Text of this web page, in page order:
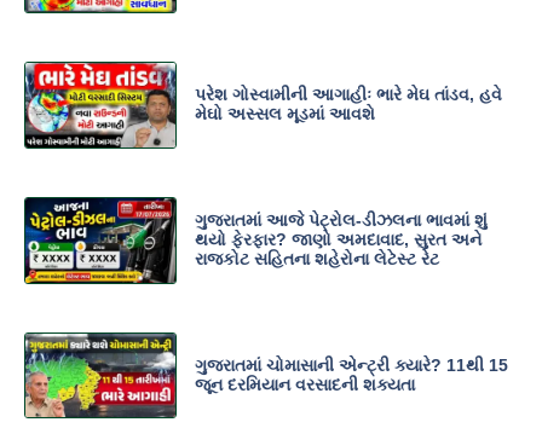
પરેશ ગોસ્વામીની આગાહીઃ ભારે મેઘ તાંડવ, હવે
મેઘો અસ્સલ મૂડમાં આવશે
ગુજરાતમાં આજે પેટ્રોલ-ડીઝલના ભાવમાં શું
થયો ફેરફાર? જાણો અમદાવાદ, સુરત અને
રાજકોટ સહિતના શહેરોના લેટેસ્ટ રેટ
ગુજરાતમાં ચોમાસાની એન્ટ્રી ક્યારે? 11થી 15
જૂન દરમિયાન વરસાદની શક્યતા